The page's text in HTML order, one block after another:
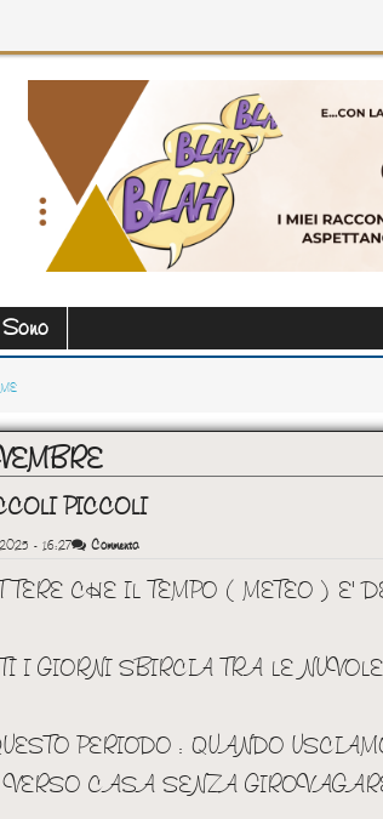
PICCOLI
2025 - 16:27 Commenta
CHE IL TEMPO ( METEO ) E'
I GIORNI SBIRCIA TRA LE
PERIODO : QUANDO
VERSO CASA SENZA